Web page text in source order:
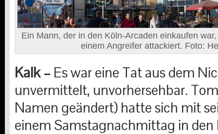
Ein Mann, der in den Köln-Arcaden einkaufen
einem Angreifer attackiert. Foto:
Kalk – Es war eine Tat aus dem
unvermittelt, unvorhersehbar.
Namen geändert) hatte sich mit
einem Samstagnachmittag in den